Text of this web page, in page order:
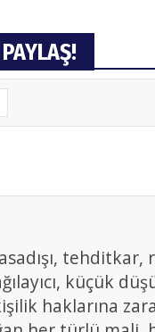
tehditkar,
küçük
haklarına